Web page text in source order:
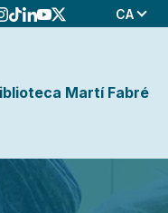
CA
Martí Fabré